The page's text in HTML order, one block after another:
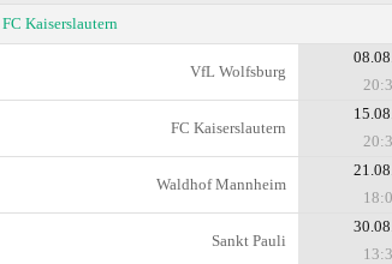
FC Kaiserslautern
VfL Wolfsburg
FC Kaiserslautern
Waldhof Mannheim
Sankt Pauli